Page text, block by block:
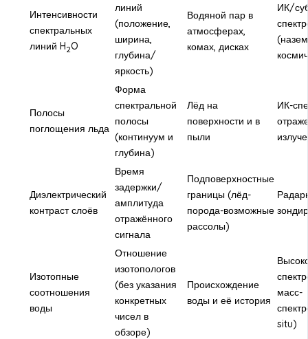
Интенсивности
спектральных
линий H2O
линий
(положение,
ширина,
глубина/
яркость)
Водяной пар в
атмосферах,
комах, дисках
ИК/
Полосы
поглощения льда
Форма
спектральной
полосы
(континуум и
глубина)
Лёд на
поверхности и в
пыли
ИК-
Диэлектрический
контраст слоёв
Время
задержки/
амплитуда
отражённого
сигнала
Подповерхностные
границы (лёд-
порода-возможные
рассолы)
Изотопные
соотношения
воды
Отношение
изотопологов
(без указания
конкретных
чисел в
обзоре)
Происхождение
воды и её история
масс-
situ)